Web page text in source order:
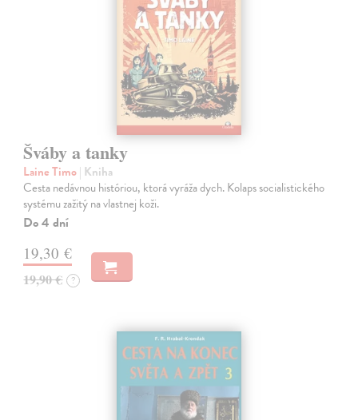
Šváby a tanky
Laine Timo| Kniha
Cesta nedávnou históriou, ktorá vyráža dych. Kolaps socialistického
systému zažitý na vlastnej koži.
Do 4 dní
19,30 €
19,90 € ?